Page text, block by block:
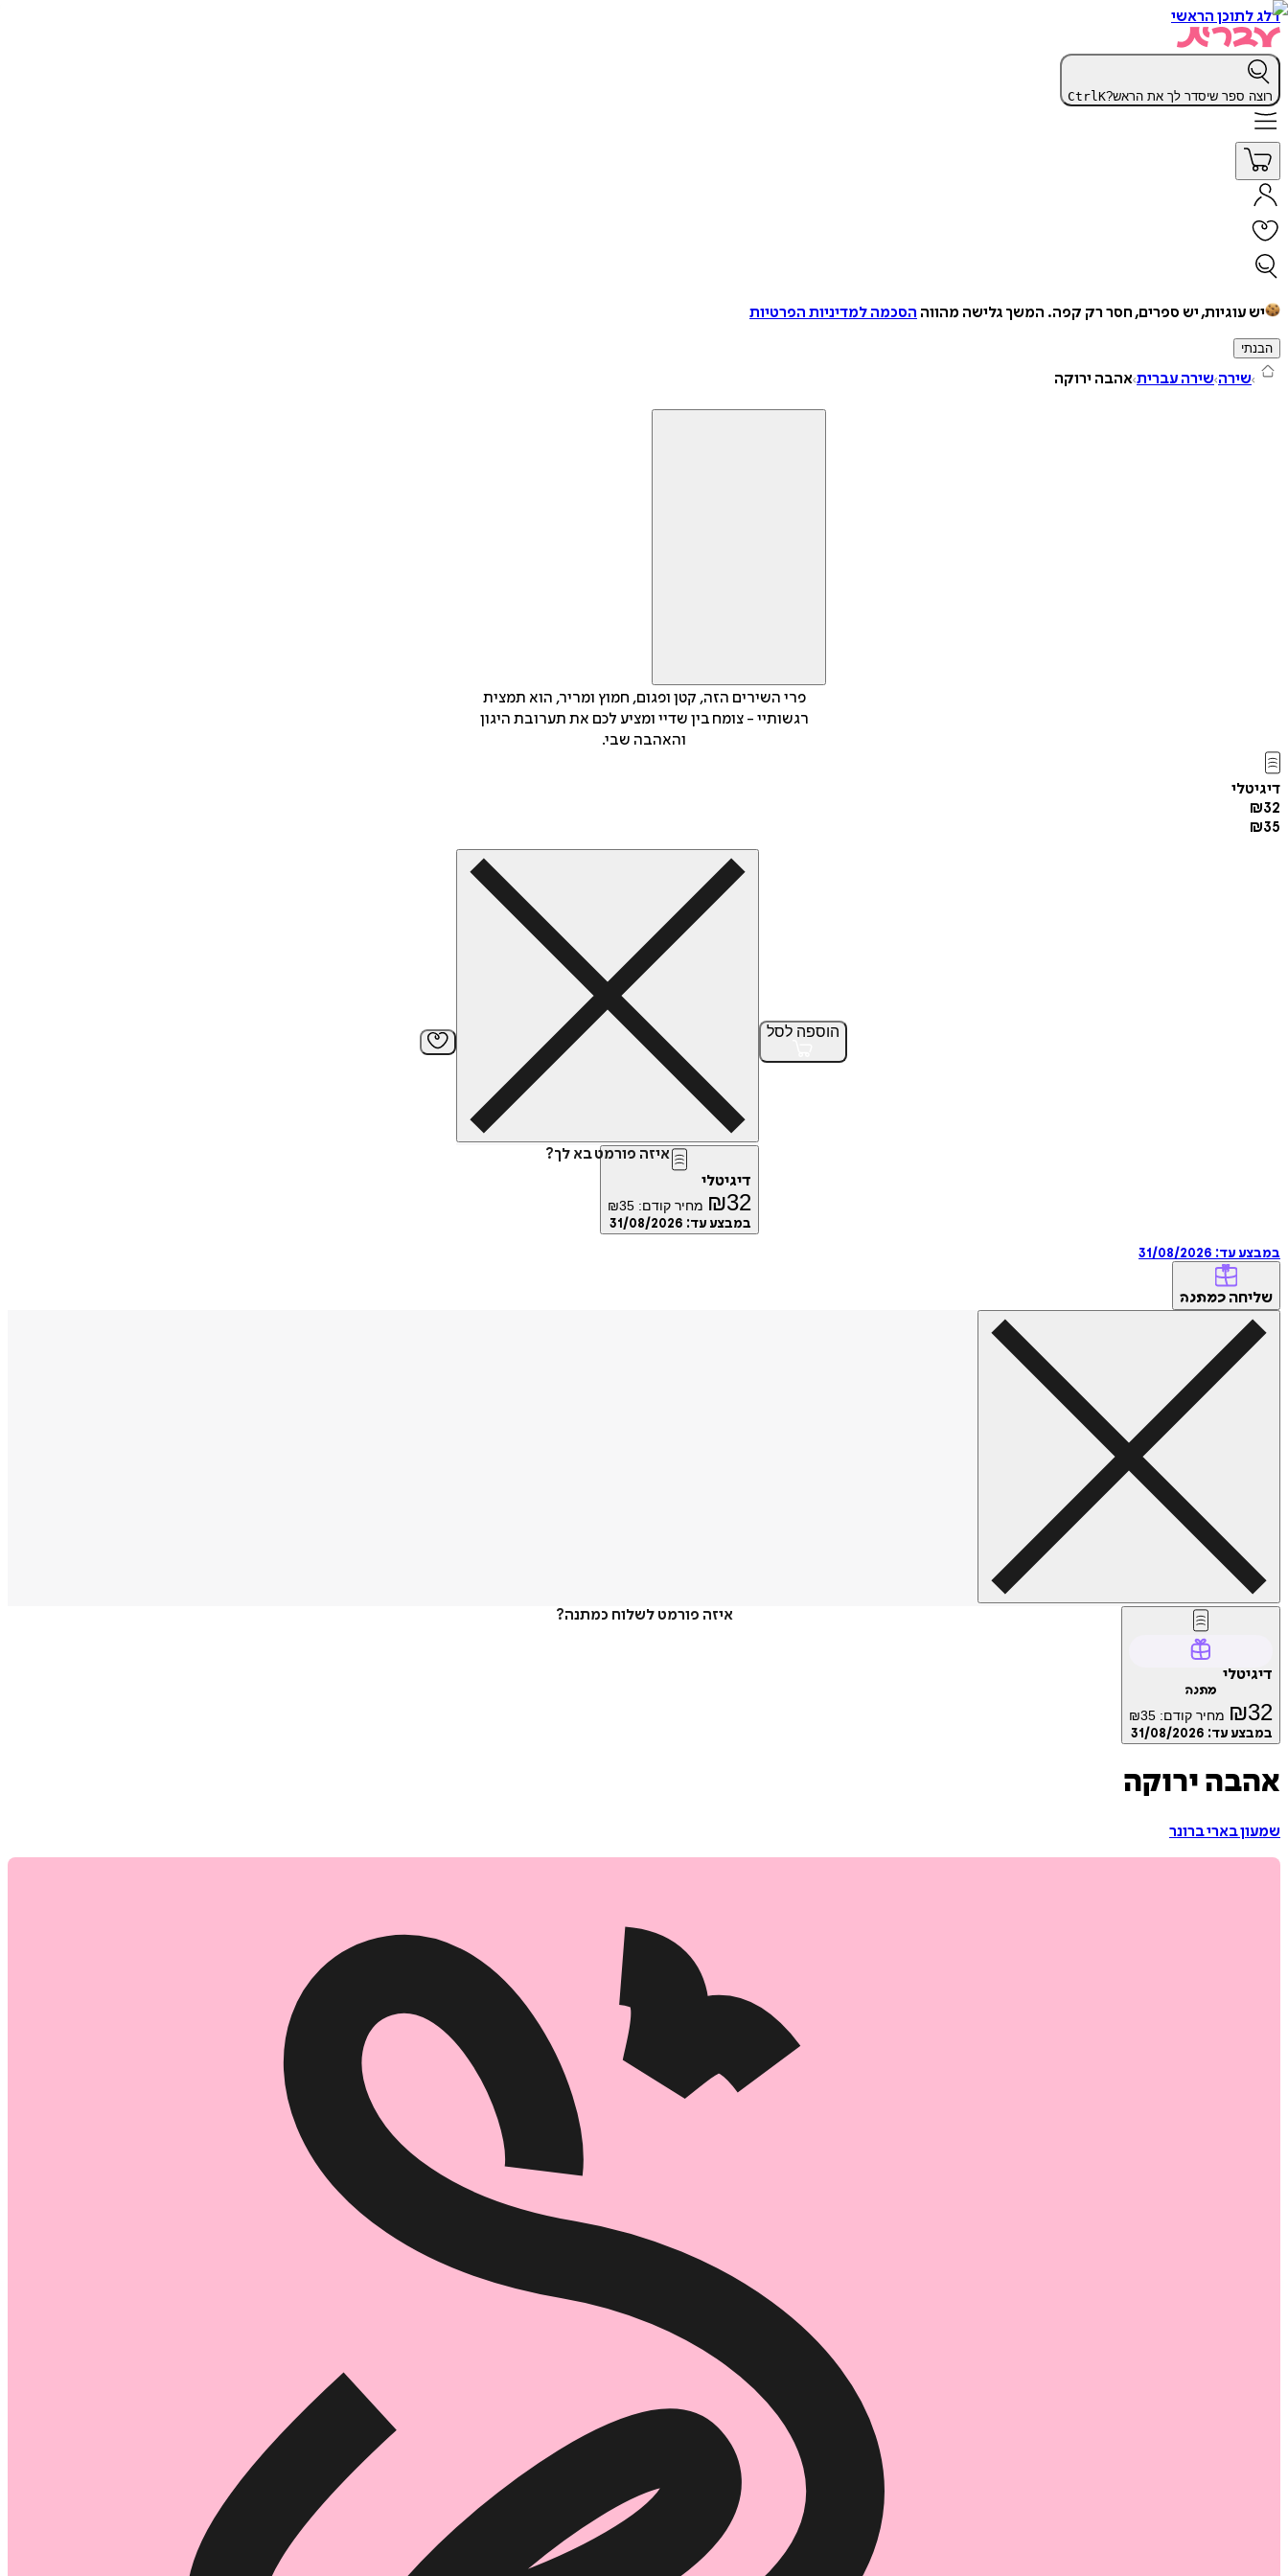
דלג לתוכן הראשי
רוצה ספר שיסדר לך את הראש? CtrlK
יש עוגיות, יש ספרים, חסר רק קפה. המשך גלישה מהווה הסכמה למדיניות הפרטיות
הבנתי
שירה שירה עברית אהבה ירוקה
פרי השירים הזה, קטן ופגום, חמוץ ומריר, הוא תמצית
רגשותיי - צומח בין שדיי ומציע לכם את תערובת היגון
והאהבה שבי.
דיגיטלי
₪32
₪35
הוספה לסל
איזה פורמט בא לך?
דיגיטלי
₪32 מחיר קודם: ₪35
במבצע עד: 31/08/2026
במבצע עד: 31/08/2026
שליחה כמתנה
איזה פורמט לשלוח כמתנה?
דיגיטלי
מתנה
₪32 מחיר קודם: ₪35
במבצע עד: 31/08/2026
הוספה
דיגיטלי
32
₪35
במבצע עד:
אהבה ירוקה
שמעון בארי ברונר